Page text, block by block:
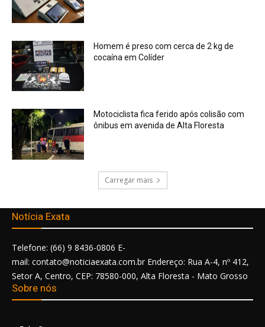
Homem é preso com cerca de 2 kg de
cocaína em Colíder
Motociclista fica ferido após colisão com
ônibus em avenida de Alta Floresta
Carregar mais
Notícia Exata
Telefone: (66) 9 8436-0806 E-
mail: contato@noticiaexata.com.br Endereço: Rua A-4, nº 412,
Setor A, Centro, CEP: 78580-000, Alta Floresta - Mato Grosso
Sobre nós